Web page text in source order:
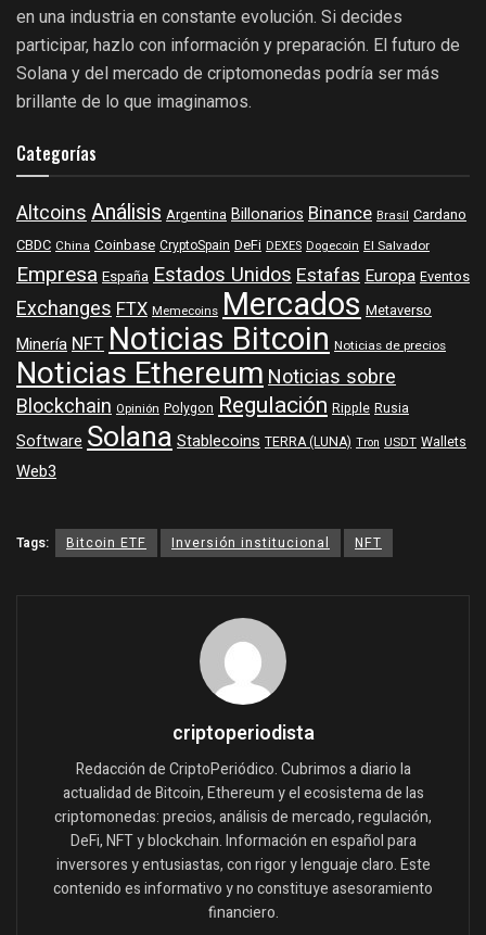
en una industria en constante evolución. Si decides
participar, hazlo con información y preparación. El futuro de
Solana y del mercado de criptomonedas podría ser más
brillante de lo que imaginamos.
Categorías
Altcoins Análisis Argentina Billonarios Binance Brasil Cardano
CBDC China Coinbase CryptoSpain DeFi DEXES Dogecoin El Salvador
Empresa España Estados Unidos Estafas Europa Eventos
Exchanges FTX Memecoins Mercados Metaverso
MineríaNFTNoticias Bitcoin Noticias de precios
Noticias EthereumNoticias sobre
Blockchain Opinión Polygon Regulación Ripple Rusia
Software SolanaStablecoins TERRA (LUNA) Tron USDT Wallets
Web3
Tags: Bitcoin ETF Inversión institucional NFT
criptoperiodista
Redacción de CriptoPeriódico. Cubrimos a diario la
actualidad de Bitcoin, Ethereum y el ecosistema de las
criptomonedas: precios, análisis de mercado, regulación,
DeFi, NFT y blockchain. Información en español para
inversores y entusiastas, con rigor y lenguaje claro. Este
contenido es informativo y no constituye asesoramiento
financiero.